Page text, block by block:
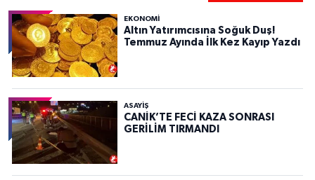
EKONOMİ
Altın Yatırımcısına Soğuk Duş!
Temmuz Ayında İlk Kez Kayıp Yazdı
ASAYIŞ
CANİK’TE FECİ KAZA SONRASI
GERİLİM TIRMANDI